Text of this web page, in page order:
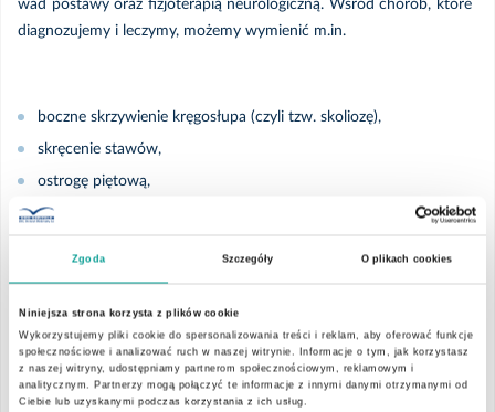
Zgoda Szczegóły O plikach cookies
Niniejsza strona korzysta z plików cookie
Wykorzystujemy pliki cookie do spersonalizowania treści i reklam, aby oferować funkcje
społecznościowe i analizować ruch w naszej witrynie. Informacje o tym, jak korzystasz
z naszej witryny, udostępniamy partnerom społecznościowym, reklamowym i
analitycznym. Partnerzy mogą połączyć te informacje z innymi danymi otrzymanymi od
Ciebie lub uzyskanymi podczas korzystania z ich usług.
Poradnia Onkologiczna
Poradnia Pediatryczna
Poradnia Podstawowej Opieki Zdrowotnej
Poradnia Preluksacyjna
Poradnia Pulmonologiczna
Poradnia Rehabilitacyjna
wad postawy oraz fizjoterapią neurologiczną. Wśród chorób, które
diagnozujemy i leczymy, możemy wymienić m.in.
boczne skrzywienie kręgosłupa (czyli tzw. skoliozę),
skręcenie stawów,
ostrogę piętową,
oraz różnego rodzaju urazy kręgosłupa.
Zapraszamy do kontaktu i rejestracji! Każdy pacjent Poradni
Rehabilitacyjnej EMC, po prawidłowym rozpoznaniu, ma dobierany
indywidualny tryb oraz zakres rehabilitacji lub leczenia,
dostosowany do schorzenia oraz potrzeb pacjenta.